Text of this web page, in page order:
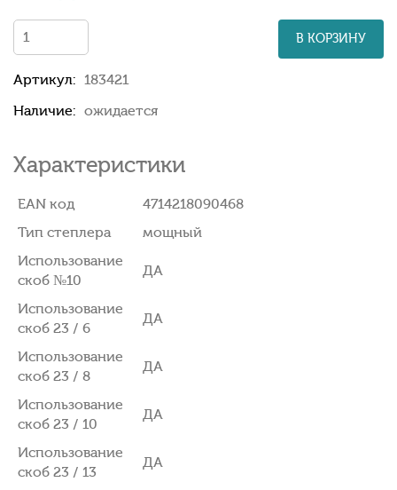
В КОРЗИНУ
Артикул: 183421
Наличие: ожидается
Характеристики
EAN код
4714218090468
Тип степлера
мощный
Использование
скоб №10
ДА
Использование
скоб 23 / 6
ДА
Использование
скоб 23 / 8
ДА
Использование
скоб 23 / 10
ДА
Использование
скоб 23 / 13
ДА